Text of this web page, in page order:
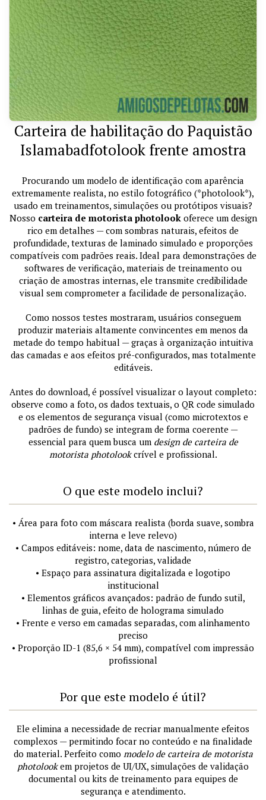
Carteira de habilitação do Paquistão
Islamabadfotolook frente amostra
Procurando um modelo de identificação com aparência
extremamente realista, no estilo fotográfico (*photolook*),
usado em treinamentos, simulações ou protótipos visuais?
Nosso carteira de motorista photolookoferece um design
rico em detalhes — com sombras naturais, efeitos de
profundidade, texturas de laminado simulado e proporções
compatíveis com padrões reais. Ideal para demonstrações de
softwares de verificação, materiais de treinamento ou
criação de amostras internas, ele transmite credibilidade
visual sem comprometer a facilidade de personalização.
Como nossos testes mostraram, usuários conseguem
produzir materiais altamente convincentes em menos da
metade do tempo habitual — graças à organização intuitiva
das camadas e aos efeitos pré-configurados, mas totalmente
editáveis.
Antes do download, é possível visualizar o layout completo:
observe como a foto, os dados textuais, o QR code simulado
e os elementos de segurança visual (como microtextos e
padrões de fundo) se integram de forma coerente —
essencial para quem busca um design de carteira de
motorista photolookcrível e profissional.
O que este modelo inclui?
• Área para foto com máscara realista (borda suave, sombra
interna e leve relevo)
• Campos editáveis: nome, data de nascimento, número de
registro, categorias, validade
• Espaço para assinatura digitalizada e logotipo
institucional
• Elementos gráficos avançados: padrão de fundo sutil,
linhas de guia, efeito de holograma simulado
• Frente e verso em camadas separadas, com alinhamento
preciso
• Proporção ID-1 (85,6 × 54 mm), compatível com impressão
profissional
Por que este modelo é útil?
Ele elimina a necessidade de recriar manualmente efeitos
complexos — permitindo focar no conteúdo e na finalidade
do material. Perfeito como modelo de carteira de motorista
photolookem projetos de UI/UX, simulações de validação
documental ou kits de treinamento para equipes de
segurança e atendimento.